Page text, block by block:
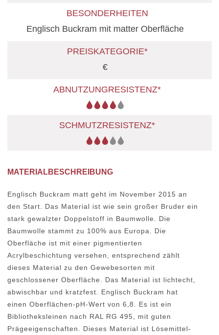
BESONDERHEITEN
Englisch Buckram mit matter Oberfläche
PREISKATEGORIE*
€
ABNUTZUNGRESISTENZ*
SCHMUTZRESISTENZ*
MATERIALBESCHREIBUNG
Englisch Buckram matt geht im November 2015 an
den Start. Das Material ist wie sein großer Bruder ein
stark gewalzter Doppelstoff in Baumwolle. Die
Baumwolle stammt zu 100% aus Europa. Die
Oberfläche ist mit einer pigmentierten
Acrylbeschichtung versehen, entsprechend zählt
dieses Material zu den Gewebesorten mit
geschlossener Oberfläche. Das Material ist lichtecht,
abwischbar und kratzfest. Englisch Buckram hat
einen Oberflächen-pH-Wert von 6,8. Es ist ein
Bibliotheksleinen nach RAL RG 495, mit guten
Prägeeigenschaften. Dieses Material ist Lösemittel-